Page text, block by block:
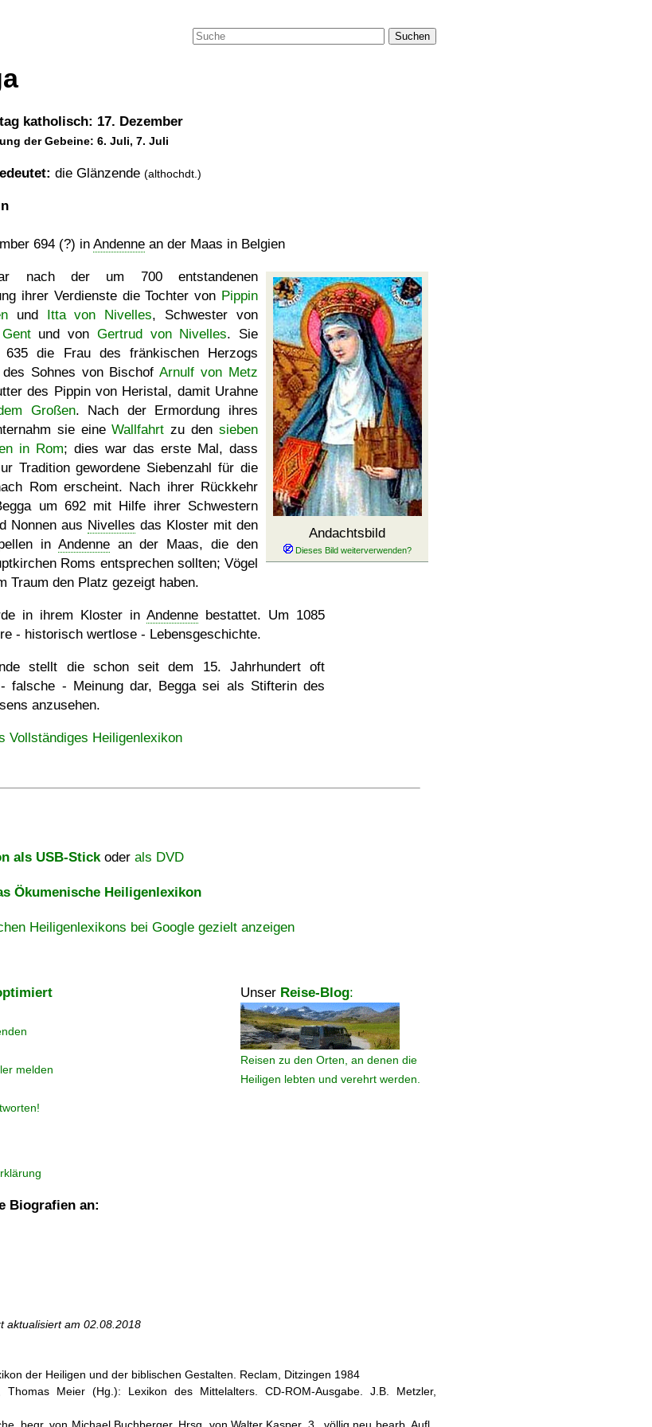
Suchen
katholisch: 17. Dezember
der Gebeine: 6. Juli, 7. Juli
die Glänzende (althochdt.)
694 (?) in Andenne an der Maas in Belgien
Andachtsbild
nach der um 700 entstandenen
ihrer Verdienste die Tochter von Pippin
und Itta von Nivelles, Schwester von
und von Gertrud von Nivelles. Sie
635 die Frau des fränkischen Herzogs
des Sohnes von BischofArnulf von Metz
des Pippin von Heristal, damit Urahne
Großen. Nach der Ermordung ihres
sie eineWallfahrt zu densieben
in Rom; dies war das erste Mal, dass
Tradition gewordene Siebenzahl für die
Rom erscheint. Nach ihrer Rückkehr
um 692 mit Hilfe ihrer Schwestern
Nonnen aus Nivelles das Kloster mit den
in Andennean der Maas, die den
Roms entsprechen sollten; Vögel
Traum den Platz gezeigt haben.
in ihrem Kloster in Andenne bestattet. Um 1085
- historisch wertlose - Lebensgeschichte.
stellt die schon seit dem 15. Jahrhundert oft
falsche - Meinung dar, Begga sei als Stifterin des
anzusehen.
Vollständiges Heiligenlexikon
als USB-Stickoder als DVD
Ökumenische Heiligenlexikon
Heiligenlexikons bei Google gezielt anzeigen
Unser Reise-Blog:
Reisen zu den Orten, an denen die
Heiligen lebten und verehrt werden.
melden
Biografien an:
aktualisiert am 02.08.2018
der Heiligen und der biblischen Gestalten. Reclam, Ditzingen 1984
Thomas Meier (Hg.): Lexikon des Mittelalters. CD-ROM-Ausgabe. J.B. Metzler,